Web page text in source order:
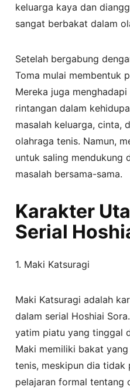
keluarga kaya dan
sangat berbakat dalam
Setelah bergabung
Toma mulai membentuk
Mereka juga
rintangan dalam
masalah keluarga, cinta,
olahraga tenis. Namun,
untuk saling mendukung
masalah bersama-sama.
Karakter
Serial
1. Maki Katsuragi
Maki Katsuragi adalah
dalam serial Hoshiai
yatim piatu yang tinggal
Maki memiliki bakat
tenis, meskipun dia tidak
pelajaran formal tentang